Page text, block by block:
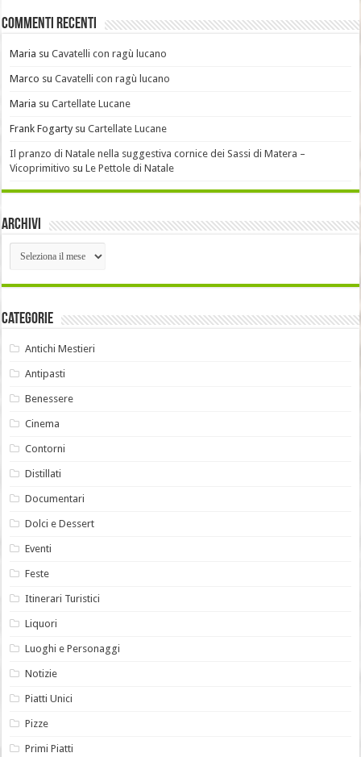
Commenti recenti
Maria suCavatelli con ragù lucano
Marco suCavatelli con ragù lucano
Maria suCartellate Lucane
Frank FogartysuCartellate Lucane
Il pranzo di Natale nella suggestiva cornice dei Sassi di Matera –
Vicoprimitivo suLe Pettole di Natale
Archivi
Archivi
Categorie
Antichi Mestieri
Antipasti
Benessere
Cinema
Contorni
Distillati
Documentari
Dolci e Dessert
Eventi
Feste
Itinerari Turistici
Liquori
Luoghi e Personaggi
Notizie
Piatti Unici
Pizze
Primi Piatti